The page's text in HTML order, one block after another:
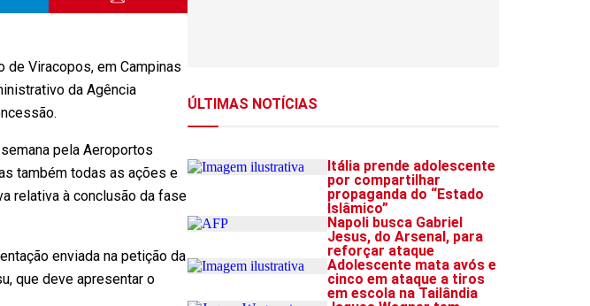
de Viracopos, em Campinas
da Agência
pela Aeroportos
também todas as ações e
relativa à conclusão da fase
enviada na petição da
que deve apresentar o